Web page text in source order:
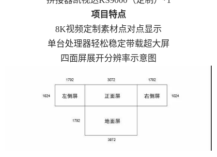
项目特点
8K视频定制素材点对点显示
单台处理器轻松稳定带载超大屏
四面屏展开分辨率示意图